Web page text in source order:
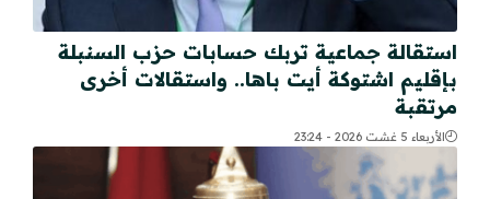
استقالة جماعية تربك حسابات حزب السنبلة
بإقليم اشتوكة أيت باها.. واستقالات أخرى
مرتقبة
الأربعاء 5 غشت 2026 - 23:24